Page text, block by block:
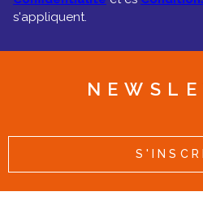
s'appliquent.